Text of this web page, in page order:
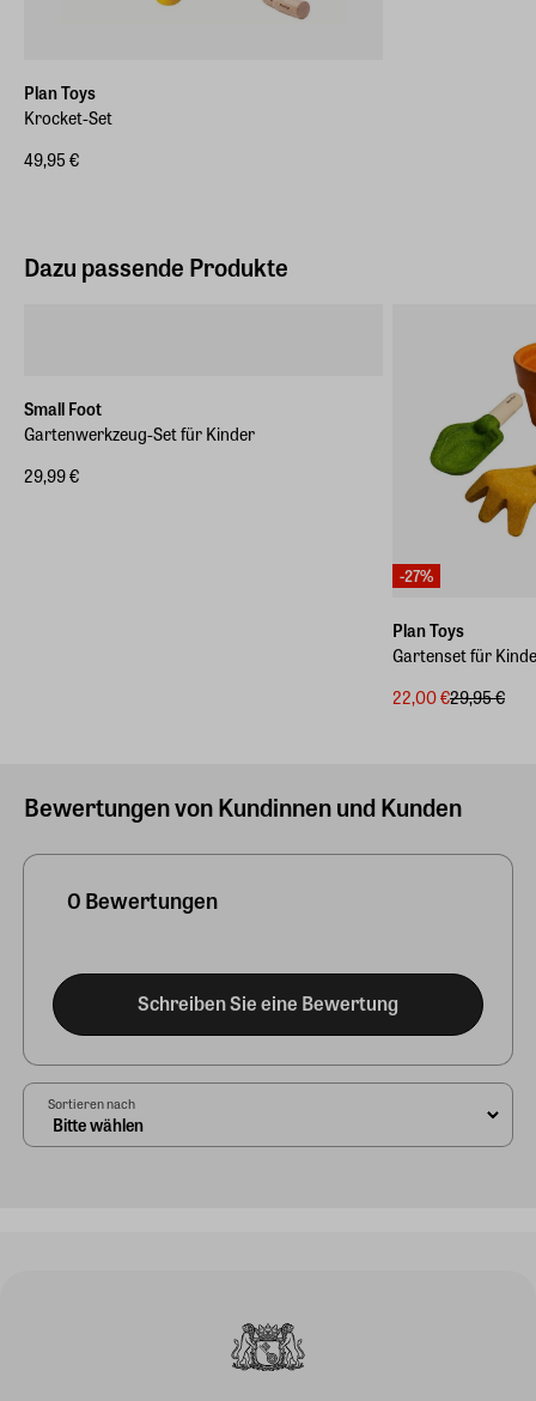
Plan Toys
Krocket-Set
49,95 €
Dazu passende Produkte
Small Foot
Gartenwerkzeug-Set für Kinder
29,99 €
-27%
Plan Toys
Gartenset für
22,00 €29,95 €
Bewertungen von Kundinnen und Kunden
0 Bewertungen
Schreiben Sie eine Bewertung
Sortieren nach